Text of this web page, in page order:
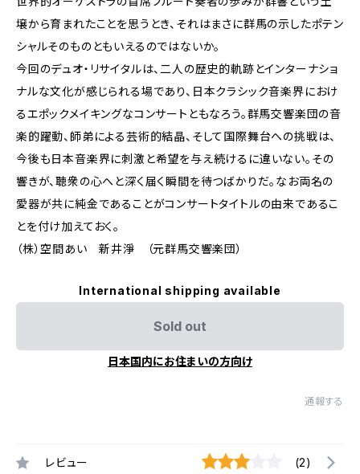
壌から育まれたことを思うとき、それはまさに群馬の示したポテン
シャルそのものともいえるのではないか。
今回のデュオ・リサイタルは、二人の歴史的軌跡とインターナショ
ナルな文化が感じられる場であり、日本クラシック音楽界におけ
るエポックメイキングなコンサートともなろう。群馬交響楽団の音
楽的躍動、師弟による芸術的結晶、そして国際舞台への挑戦は、
今後も日本音楽界に刺激と希望を与え続けるに違いない。その
響きが、聴衆の心へと深く届く瞬間を待つばかりだ。なお両名の
愛器が共に純金であることがコンサートタイトルの由来であるこ
とを付け加えておく。
（株）空間あい 新井淨 （元群馬交響楽団）
International shipping available
Sold out
日本国内にお住まいの方向け
通報する
レビュー (2)